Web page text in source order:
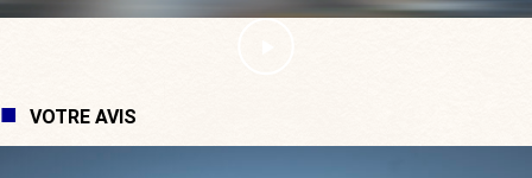
VOTRE AVIS